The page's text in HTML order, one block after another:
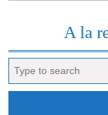
A la
for: